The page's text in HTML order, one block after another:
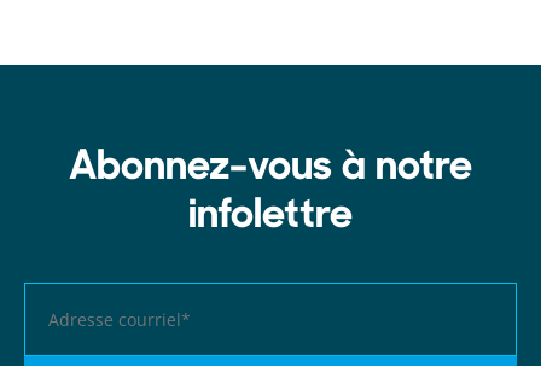
Abonnez-vous à notre
infolettre